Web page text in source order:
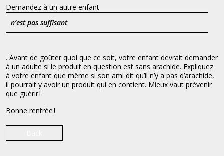
Demandez à un autre enfant
n’est pas suffisant
. Avant de goûter quoi que ce soit, votre enfant devrait demander
à un adulte si le produit en question est sans arachide. Expliquez
à votre enfant que même si son ami dit qu’il n’y a pas d’arachide,
il pourrait y avoir un produit qui en contient. Mieux vaut prévenir
que guérir !
Bonne rentrée !